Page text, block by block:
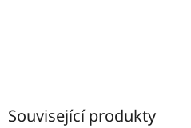
Související produkty